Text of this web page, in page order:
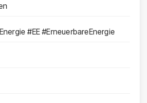
#EE #ErneuerbareEnergie